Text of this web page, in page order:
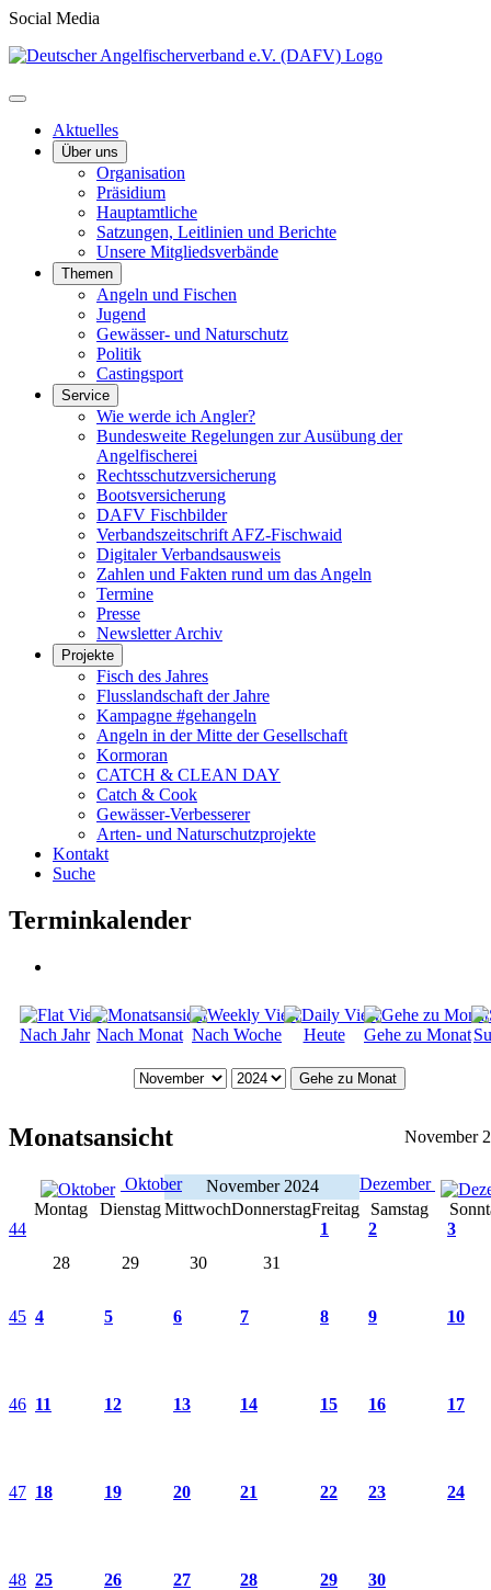
Social Media
Aktuelles
Über uns
Organisation
Präsidium
Hauptamtliche
Satzungen, Leitlinien und Berichte
Unsere Mitgliedsverbände
Themen
Angeln und Fischen
Jugend
Gewässer- und Naturschutz
Politik
Castingsport
Service
Wie werde ich Angler?
Bundesweite Regelungen zur Ausübung der
Angelfischerei
Rechtsschutzversicherung
Bootsversicherung
DAFV Fischbilder
Verbandszeitschrift AFZ-Fischwaid
Digitaler Verbandsausweis
Zahlen und Fakten rund um das Angeln
Termine
Presse
Newsletter Archiv
Projekte
Fisch des Jahres
Flusslandschaft der Jahre
Kampagne #gehangeln
Angeln in der Mitte der Gesellschaft
Kormoran
CATCH & CLEAN DAY
Catch & Cook
Gewässer-Verbesserer
Arten- und Naturschutzprojekte
Kontakt
Suche
Terminkalender
Nach Jahr Nach Monat Nach Woche Heute Gehe zu Monat
Gehe zu Monat
Monatsansicht November
Oktober November 2024
Dezember
Montag
Dienstag MittwochDonnerstagFreitag Samstag
44
28
29 30 31
1 2 3
45 4 5 6 7 8 9 10
46 11 12 13 14 15 16 17
47 18 19 20 21 22 23 24
48 25 26 27 28 29
30